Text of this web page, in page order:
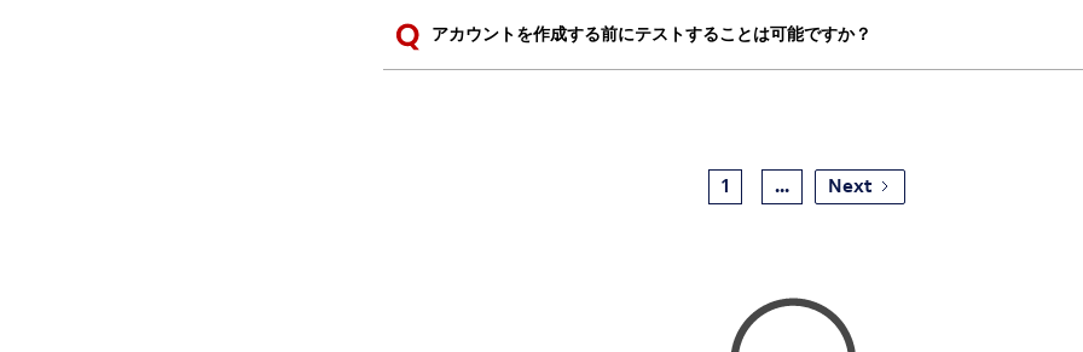
アカウントを作成する前にテストすることは可能ですか？
1 ... Next